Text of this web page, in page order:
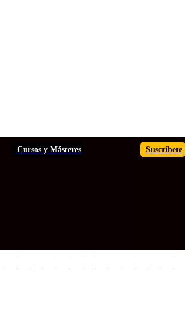
Suscríbete
Cursos y Másteres